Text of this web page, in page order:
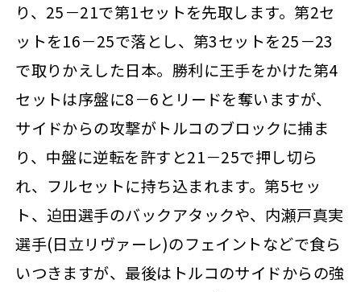
り、25－21で第1セットを先取します。第2セ
ットを16－25で落とし、第3セットを25－23
で取りかえした日本。勝利に王手をかけた第4
セットは序盤に8－6とリードを奪いますが、
サイドからの攻撃がトルコのブロックに捕ま
り、中盤に逆転を許すと21－25で押し切ら
れ、フルセットに持ち込まれます。第5セッ
ト、迫田選手のバックアタックや、内瀬戸真実
選手(日立リヴァーレ)のフェイントなどで食ら
いつきますが、最後はトルコのサイドからの強